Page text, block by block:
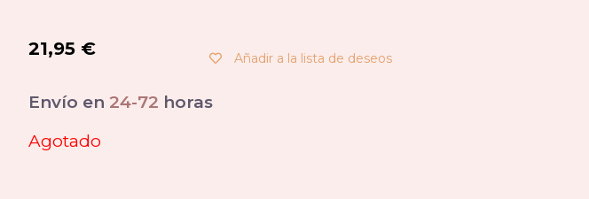
21,95 € Añadir a la lista de deseos
Envío en 24-72 horas
Agotado